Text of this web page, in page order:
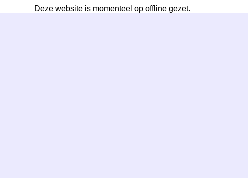
Deze website is momenteel op offline gezet.